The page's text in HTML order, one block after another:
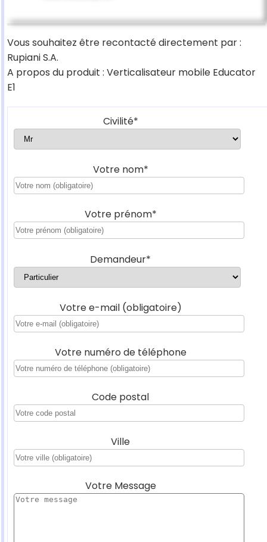
Vous souhaitez être recontacté directement par :
Rupiani S.A.
A propos du produit : Verticalisateur mobile Educator
E1
Civilité*
Votre nom*
Votre prénom*
Demandeur*
Votre e-mail (obligatoire)
Votre numéro de téléphone
Code postal
Ville
Votre Message